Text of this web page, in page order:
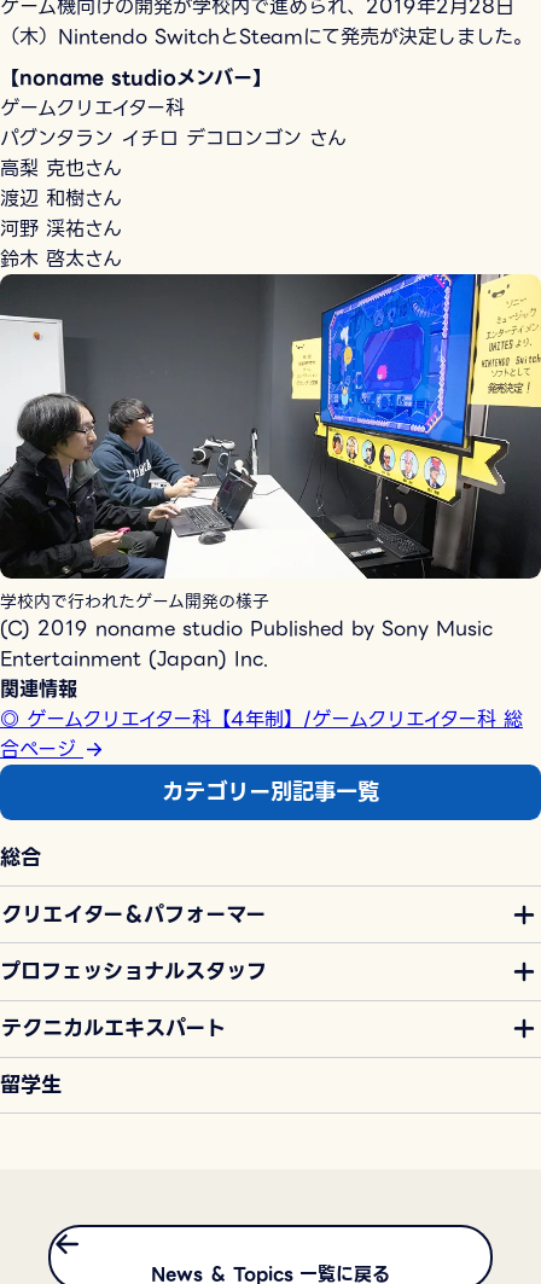
（木）Nintendo SwitchとSteamにて発売が決定しました。
【noname studioメンバー】
ゲームクリエイター科
パグンタラン イチロ デコロンゴン さん
高梨 克也さん
渡辺 和樹さん
河野 渓祐さん
鈴木 啓太さん
学校内で行われたゲーム開発の様子
(C) 2019 noname studio Published by Sony Music
Entertainment (Japan) Inc.
関連情報
◎ ゲームクリエイター科【4年制】/ゲームクリエイター科 総
合ページ
カテゴリー別記事一覧
総合
クリエイター＆パフォーマー
プロフェッショナルスタッフ
テクニカルエキスパート
留学生
News ＆ Topics 一覧に戻る